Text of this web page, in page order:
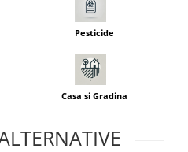
Pesticide
Casa si Gradina